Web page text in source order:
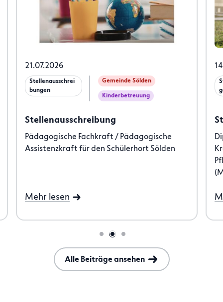
21.07.2026
Stellenausschrei
bungen
Gemeinde Sölden
Kinderbetreuung
Stellenausschreibung
Pädagogische Fachkraft / Pädagogische
Assistenzkraft für den Schülerhort Sölden
Mehr lesen
Alle Beiträge ansehen